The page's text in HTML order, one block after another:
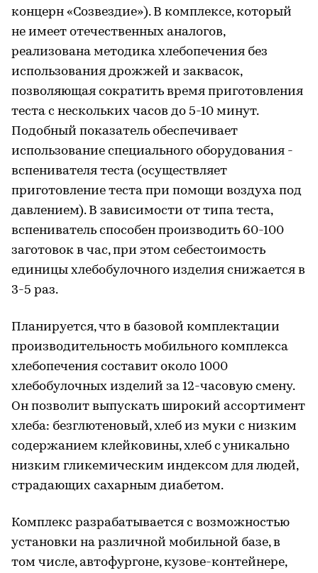
концерн «Созвездие»). В комплексе, который
не имеет отечественных аналогов,
реализована методика хлебопечения без
использования дрожжей и заквасок,
позволяющая сократить время приготовления
теста с нескольких часов до 5-10 минут.
Подобный показатель обеспечивает
использование специального оборудования -
вспенивателя теста (осуществляет
приготовление теста при помощи воздуха под
давлением). В зависимости от типа теста,
вспениватель способен производить 60-100
заготовок в час, при этом себестоимость
единицы хлебобулочного изделия снижается в
3-5 раз.
Планируется, что в базовой комплектации
производительность мобильного комплекса
хлебопечения составит около 1000
хлебобулочных изделий за 12-часовую смену.
Он позволит выпускать широкий ассортимент
хлеба: безглютеновый, хлеб из муки с низким
содержанием клейковины, хлеб с уникально
низким гликемическим индексом для людей,
страдающих сахарным диабетом.
Комплекс разрабатывается с возможностью
установки на различной мобильной базе, в
том числе, автофургоне, кузове-контейнере,